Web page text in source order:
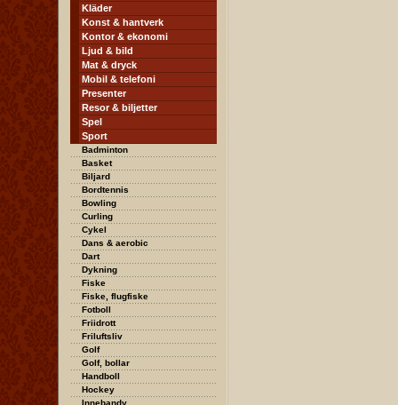
Kläder
Konst & hantverk
Kontor & ekonomi
Ljud & bild
Mat & dryck
Mobil & telefoni
Presenter
Resor & biljetter
Spel
Sport
Badminton
Basket
Biljard
Bordtennis
Bowling
Curling
Cykel
Dans & aerobic
Dart
Dykning
Fiske
Fiske, flugfiske
Fotboll
Friidrott
Friluftsliv
Golf
Golf, bollar
Handboll
Hockey
Innebandy